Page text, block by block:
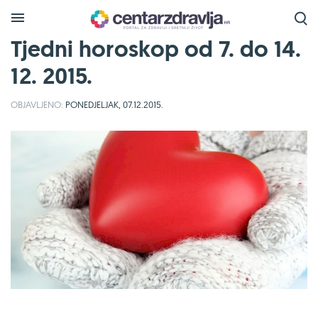
Tjedni horoskop od 7. do 14.
12. 2015.
OBJAVLJENO: PONEDJELJAK, 07.12.2015.